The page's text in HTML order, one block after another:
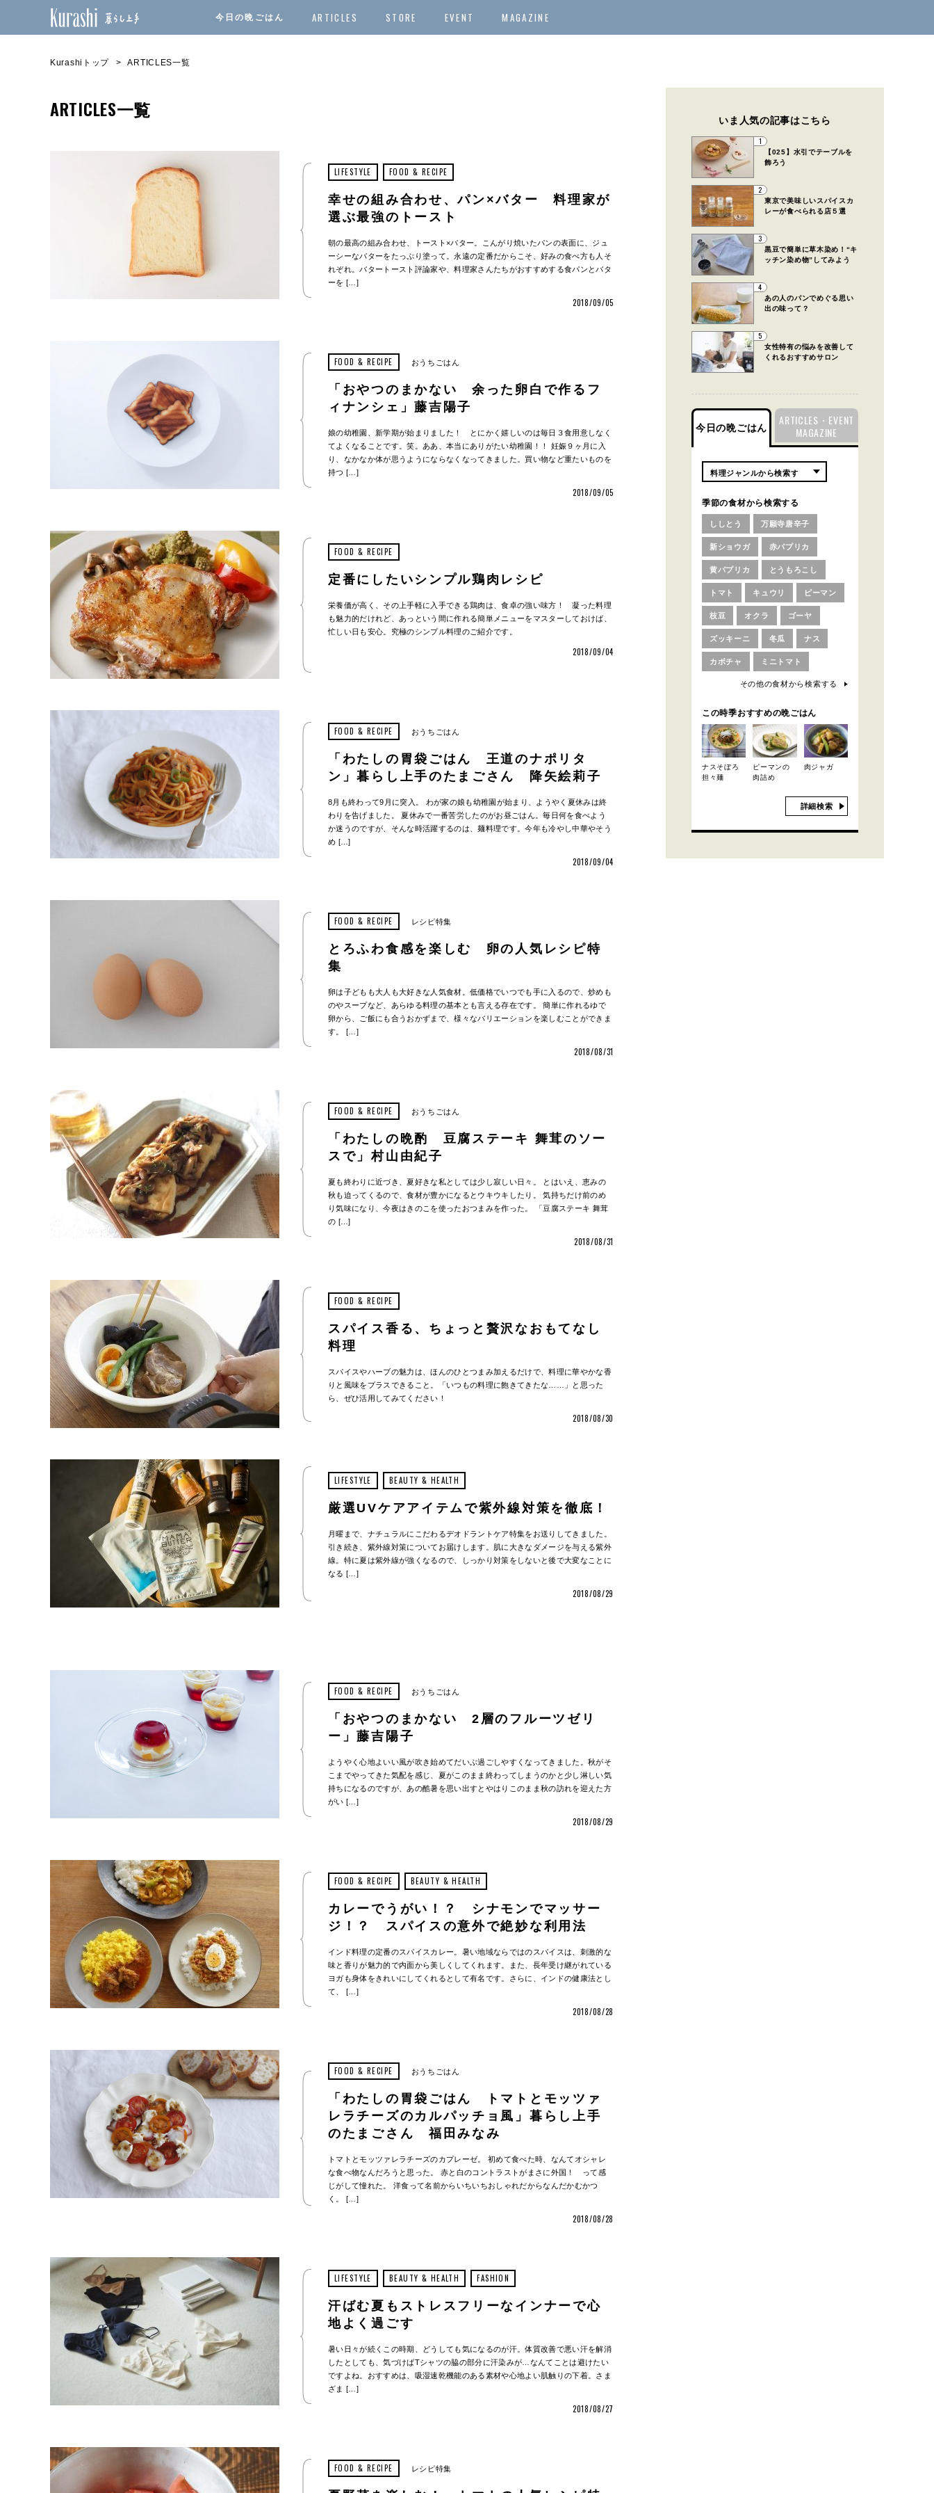
今日の晩ごはん ARTICLES STORE EVENT MAGAZINE
Kurashiトップ ARTICLES一覧
ARTICLES一覧
LIFESTYLE FOOD & RECIPE
幸せの組み合わせ、パン×バター 料理家が
選ぶ最強のトースト
朝の最高の組み合わせ、トースト×バター。こんがり焼いたパンの表面に、ジュ
ーシーなバターをたっぷり塗って。永遠の定番だからこそ、好みの食べ方も人そ
れぞれ。バタートースト評論家や、料理家さんたちがおすすめする食パンとバタ
ーを […]
2018/09/05
FOOD & RECIPE おうちごはん
「おやつのまかない 余った卵白で作るフ
ィナンシェ」藤吉陽子
娘の幼稚園、新学期が始まりました！ とにかく嬉しいのは毎日３食用意しなく
てよくなることです。笑。ああ、本当にありがたい幼稚園！！ 妊娠９ヶ月に入
り、なかなか体が思うようにならなくなってきました。買い物など重たいものを
持つ […]
2018/09/05
FOOD & RECIPE
定番にしたいシンプル鶏肉レシピ
栄養価が高く、その上手軽に入手できる鶏肉は、食卓の強い味方！ 凝った料理
も魅力的だけれど、あっという間に作れる簡単メニューをマスターしておけば、
忙しい日も安心。究極のシンプル料理のご紹介です。
2018/09/04
FOOD & RECIPE おうちごはん
「わたしの胃袋ごはん 王道のナポリタ
ン」暮らし上手のたまごさん 降矢絵莉子
8月も終わって9月に突入。 わが家の娘も幼稚園が始まり、ようやく夏休みは終
わりを告げました。 夏休みで一番苦労したのがお昼ごはん。毎日何を食べよう
か迷うのですが、そんな時活躍するのは、麺料理です。今年も冷やし中華やそう
め […]
2018/09/04
FOOD & RECIPE レシピ特集
とろふわ食感を楽しむ 卵の人気レシピ特
集
卵は子どもも大人も大好きな人気食材。低価格でいつでも手に入るので、炒めも
のやスープなど、あらゆる料理の基本とも言える存在です。 簡単に作れるゆで
卵から、ご飯にも合うおかずまで、様々なバリエーションを楽しむことができま
す。 […]
2018/08/31
FOOD & RECIPE おうちごはん
「わたしの晩酌 豆腐ステーキ 舞茸のソー
スで」村山由紀子
夏も終わりに近づき、夏好きな私としては少し寂しい日々。 とはいえ、恵みの
秋も迫ってくるので、食材が豊かになるとウキウキしたり。 気持ちだけ前のめ
り気味になり、今夜はきのこを使ったおつまみを作った。 「豆腐ステーキ 舞茸
の […]
2018/08/31
FOOD & RECIPE
スパイス香る、ちょっと贅沢なおもてなし
料理
スパイスやハーブの魅力は、ほんのひとつまみ加えるだけで、料理に華やかな香
りと風味をプラスできること。「いつもの料理に飽きてきたな……」と思った
ら、ぜひ活用してみてください！
2018/08/30
LIFESTYLE BEAUTY & HEALTH
厳選UVケアアイテムで紫外線対策を徹底！
月曜まで、ナチュラルにこだわるデオドラントケア特集をお送りしてきました。
引き続き、紫外線対策についてお届けします。肌に大きなダメージを与える紫外
線。特に夏は紫外線が強くなるので、しっかり対策をしないと後で大変なことに
なる […]
2018/08/29
FOOD & RECIPE おうちごはん
「おやつのまかない 2層のフルーツゼリ
ー」藤吉陽子
ようやく心地よいい風が吹き始めてだいぶ過ごしやすくなってきました。秋がそ
こまでやってきた気配を感じ、夏がこのまま終わってしまうのかと少し淋しい気
持ちになるのですが、あの酷暑を思い出すとやはりこのまま秋の訪れを迎えた方
がい […]
2018/08/29
FOOD & RECIPE BEAUTY & HEALTH
カレーでうがい！？ シナモンでマッサー
ジ！？ スパイスの意外で絶妙な利用法
インド料理の定番のスパイスカレー。暑い地域ならではのスパイスは、刺激的な
味と香りが魅力的で内面から美しくしてくれます。また、長年受け継がれている
ヨガも身体をきれいにしてくれるとして有名です。さらに、インドの健康法とし
て、 […]
2018/08/28
FOOD & RECIPE おうちごはん
「わたしの胃袋ごはん トマトとモッツァ
レラチーズのカルパッチョ風」暮らし上手
のたまごさん 福田みなみ
トマトとモッツァレラチーズのカプレーゼ。 初めて食べた時、なんてオシャレ
な食べ物なんだろうと思った。 赤と白のコントラストがまさに外国！ って感
じがして憧れた。 洋食って名前からいちいちおしゃれだからなんだかむかつ
く。 […]
2018/08/28
LIFESTYLE BEAUTY & HEALTH FASHION
汗ばむ夏もストレスフリーなインナーで心
地よく過ごす
暑い日々が続くこの時期、どうしても気になるのが汗。体質改善で悪い汗を解消
したとしても、気づけばTシャツの脇の部分に汗染みが…なんてことは避けたい
ですよね。おすすめは、吸湿速乾機能のある素材や心地よい肌触りの下着。さま
ざま […]
2018/08/27
FOOD & RECIPE レシピ特集
いま人気の記事はこちら
1
【025】水引でテーブルを
飾ろう
2
東京で美味しいスパイスカ
レーが食べられる店５選
3
黒豆で簡単に草木染め！“キ
ッチン染め物”してみよう
4
あの人のパンでめぐる思い
出の味って？
5
女性特有の悩みを改善して
くれるおすすめサロン
今日の晩ごはん
ARTICLES・EVENT
MAGAZINE
季節の食材から検索する
ししとう 万願寺唐辛子
新ショウガ 赤パプリカ
黄パプリカ とうもろこし
トマト キュウリ ピーマン
枝豆 オクラ ゴーヤ
ズッキーニ 冬瓜 ナス
カボチャ ミニトマト
その他の食材から検索する
この時季おすすめの晩ごはん
ナスそぼろ
担々麺
ピーマンの
肉詰め
肉ジャガ
詳細検索